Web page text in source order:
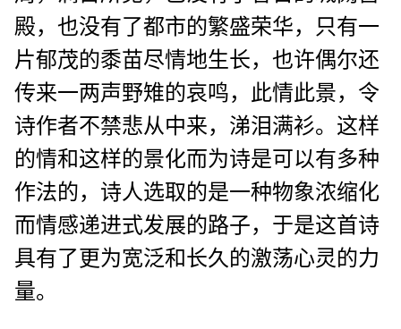
殿，也没有了都市的繁盛荣华，只有一
片郁茂的黍苗尽情地生长，也许偶尔还
传来一两声野雉的哀鸣，此情此景，令
诗作者不禁悲从中来，涕泪满衫。这样
的情和这样的景化而为诗是可以有多种
作法的，诗人选取的是一种物象浓缩化
而情感递进式发展的路子，于是这首诗
具有了更为宽泛和长久的激荡心灵的力
量。